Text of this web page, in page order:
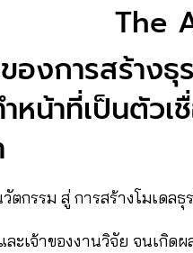
The
องการสร้าง
น้าที่เป็นตัวเ
กรรม สู่ การสร้างโมเดล
เจ้าของงานวิจัย จนเกิด